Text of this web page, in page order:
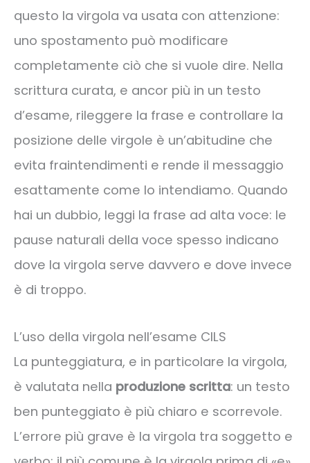
questo la virgola va usata con attenzione:
uno spostamento può modificare
completamente ciò che si vuole dire. Nella
scrittura curata, e ancor più in un testo
d’esame, rileggere la frase e controllare la
posizione delle virgole è un’abitudine che
evita fraintendimenti e rende il messaggio
esattamente come lo intendiamo. Quando
hai un dubbio, leggi la frase ad alta voce: le
pause naturali della voce spesso indicano
dove la virgola serve davvero e dove invece
è di troppo.
L’uso della virgola nell’esame CILS
La punteggiatura, e in particolare la virgola,
è valutata nella produzione scritta: un testo
ben punteggiato è più chiaro e scorrevole.
L’errore più grave è la virgola tra soggetto e